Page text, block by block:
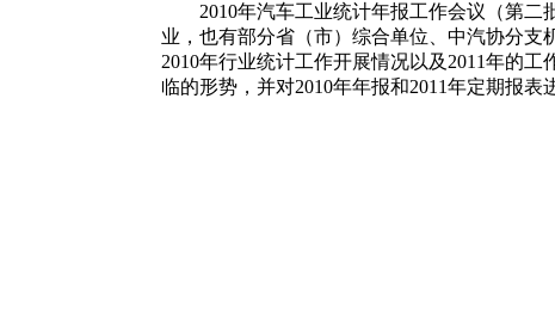
2010年汽车工业统计年报工作会议（第二批
业，也有部分省（市）综合单位、中汽协分支
2010年行业统计工作开展情况以及2011年的
临的形势，并对2010年年报和2011年定期报表